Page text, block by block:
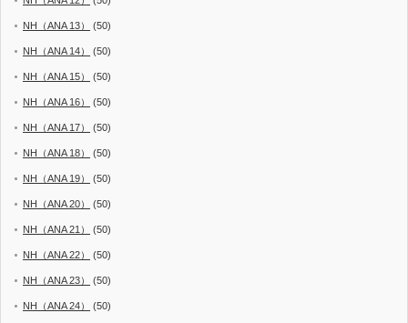
NH（ANA 13） (50)
NH（ANA 14） (50)
NH（ANA 15） (50)
NH（ANA 16） (50)
NH（ANA 17） (50)
NH（ANA 18） (50)
NH（ANA 19） (50)
NH（ANA 20） (50)
NH（ANA 21） (50)
NH（ANA 22） (50)
NH（ANA 23） (50)
NH（ANA 24） (50)